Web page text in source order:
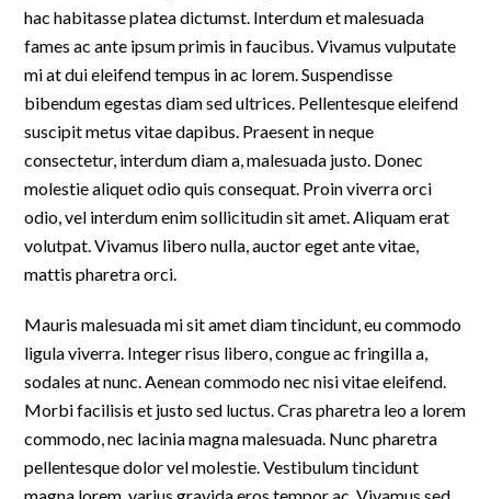
hac habitasse platea dictumst. Interdum et malesuada
fames ac ante ipsum primis in faucibus. Vivamus vulputate
mi at dui eleifend tempus in ac lorem. Suspendisse
bibendum egestas diam sed ultrices. Pellentesque eleifend
suscipit metus vitae dapibus. Praesent in neque
consectetur, interdum diam a, malesuada justo. Donec
molestie aliquet odio quis consequat. Proin viverra orci
odio, vel interdum enim sollicitudin sit amet. Aliquam erat
volutpat. Vivamus libero nulla, auctor eget ante vitae,
mattis pharetra orci.
Mauris malesuada mi sit amet diam tincidunt, eu commodo
ligula viverra. Integer risus libero, congue ac fringilla a,
sodales at nunc. Aenean commodo nec nisi vitae eleifend.
Morbi facilisis et justo sed luctus. Cras pharetra leo a lorem
commodo, nec lacinia magna malesuada. Nunc pharetra
pellentesque dolor vel molestie. Vestibulum tincidunt
magna lorem, varius gravida eros tempor ac. Vivamus sed